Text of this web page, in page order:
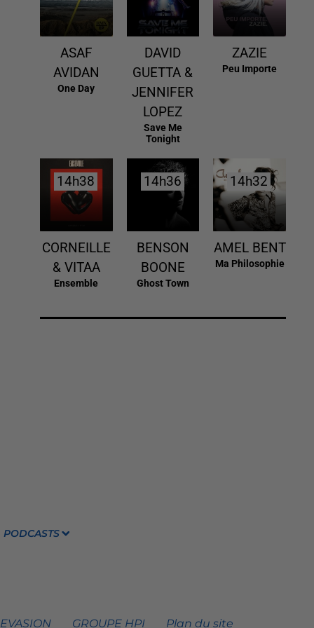
ASAF
AVIDAN
One Day
DAVID
GUETTA &
JENNIFER
LOPEZ
Save Me
Tonight
ZAZIE
Peu Importe
14h38
14h38
CORNEILLE
& VITAA
Ensemble
14h36
14h36
BENSON
BOONE
Ghost Town
14h32
14h32
AMEL BENT
Ma Philosophie
PODCASTS
GROUPE HPI Plan du site